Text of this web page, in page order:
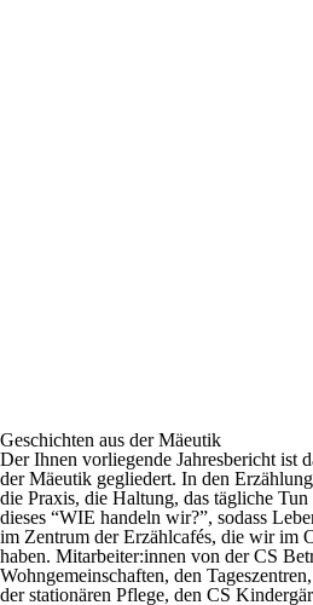
Geschichten aus der Mäeutik
Der Ihnen vorliegende Jahresbericht ist
der Mäeutik gegliedert. In den
die Praxis, die Haltung, das tägliche
dieses “WIE handeln wir?”, sodass
im Zentrum der Erzählcafés, die wir im
haben. Mitarbeiter:innen von der CS
Wohngemeinschaften, den
der stationären Pflege, den CS